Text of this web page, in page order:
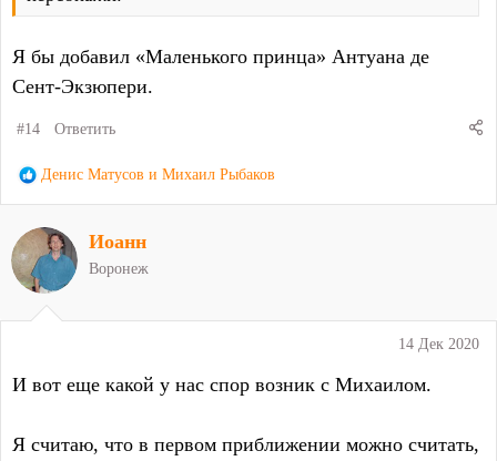
Я бы добавил «Маленького принца» Антуана де
Сент-Экзюпери.
#14 Ответить
Р
к
и
Денис Матусов и Михаил Рыбаков
14 Дек 2020
И вот еще какой у нас спор возник с Михаилом.
Я считаю, что в первом приближении можно считать,
Иоанн
Воронеж